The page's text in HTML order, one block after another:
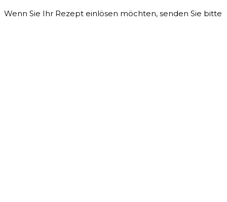
Wenn Sie Ihr Rezept einlösen möchten, senden Sie bitte